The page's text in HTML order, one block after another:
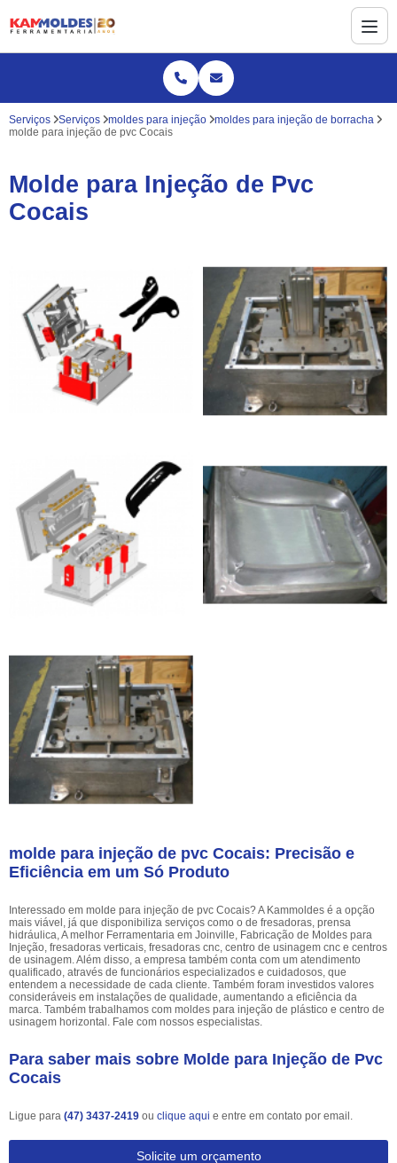
Serviços Serviços moldes para injeção
moldes para injeção de borracha
molde para injeção de pvc Cocais
Molde para Injeção de Pvc
Cocais
molde para injeção de pvc Cocais: Precisão e
Eficiência em um Só Produto
Interessado em molde para injeção de pvc Cocais? A Kammoldes é a opção
mais viável, já que disponibiliza serviços como o de fresadoras, prensa
hidráulica, A melhor Ferramentaria em Joinville, Fabricação de Moldes para
Injeção, fresadoras verticais, fresadoras cnc, centro de usinagem cnc e centros
de usinagem. Além disso, a empresa também conta com um atendimento
qualificado, através de funcionários especializados e cuidadosos, que
entendem a necessidade de cada cliente. Também foram investidos valores
consideráveis em instalações de qualidade, aumentando a eficiência da
marca. Também trabalhamos com moldes para injeção de plástico e centro de
usinagem horizontal. Fale com nossos especialistas.
Para saber mais sobre Molde para Injeção de Pvc
Cocais
Ligue para (47) 3437-2419 ou clique aqui e entre em contato por email.
Solicite um orçamento